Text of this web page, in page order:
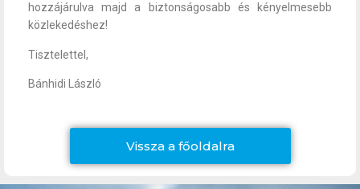
hozzájárulva majd a biztonságosabb és kényelmesebb
közlekedéshez!
Tisztelettel,
Bánhidi László
Vissza a főoldalra